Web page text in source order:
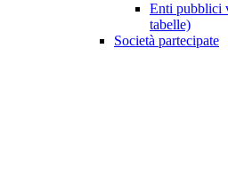
Enti pubblici
tabelle)
Società partecipate